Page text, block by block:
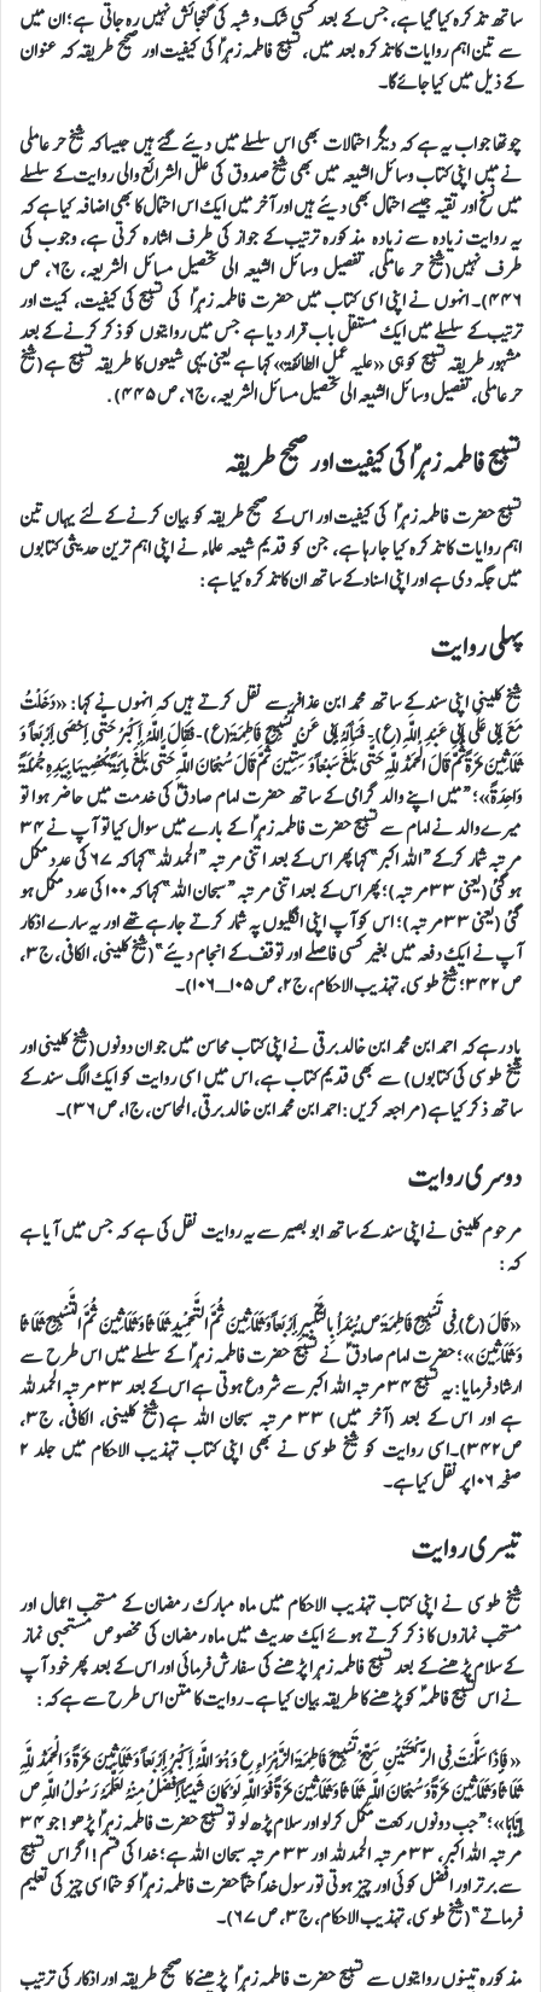
ساتھ تذکرہ کیا گیا ہے، جس کے بعد کسی شک و شبہ کی گنجائش نہیں رہ جاتی ہے؛ ان میں
سے تین اہم روایات کا تذکرہ بعد میں، تسبیح فاطمہ زہراؑ کی کیفیت اور صحیح طریقہ کہ عنوان
کے ذیل میں کیا جائے گا۔
چوتھا جواب یہ ہے کہ دیگر احتمالات بھی اس سلسلے میں دیئے گئے ہیں جیسا کہ شیخ حر عاملی
نے میں اپنی کتاب وسائل الشیعہ میں بھی شیخ صدوق کی علل الشرائع والی روایت کے سلسلے
میں نسخ اور تقیہ جیسے احتمال بھی دیئے ہیں اور آخر میں ایک اس احتمال کا بھی اضافہ کیا ہے کہ
یہ روایت زیادہ سے زیادہ مذکورہ ترتیب کے جواز کی طرف اشارہ کرتی ہے، وجوب کی
طرف نہیں(شیخ حر عاملی، تفصیل وسائل الشیعہ الی تحصیل مسائل الشریعہ، ج٦، ص
٤٤٦)۔ انہوں نے اپنی اسی کتاب میں حضرت فاطمہ زہراؑ کی تسبیح کی کیفیت، کمیت اور
ترتیب کے سلسلے میں ایک مستقل باب قرار دیا ہے جس میں روایتوں کو ذکر کرنے کے بعد
مشہور طریقہ تسبیح کو ہی «علیه عمل الطائفة» کہا ہے یعنی یہی شیعوں کا طریقہ تسبیح ہے(شیخ
حر عاملی، تفصیل وسائل الشیعہ الی تحصیل مسائل الشریعہ، ج٦، ص ٤٤٥).
تسبیح فاطمہ زہراؑ کی کیفیت اور صحیح طریقہ
تسبیح حضرت فاطمہ زہراؑ کی کیفیت اور اس کے صحیح طریقہ کو بیان کرنے کے لئے یہاں تین
اہم روایات کا تذکرہ کیا جا رہا ہے، جن کو قدیم شیعہ علماء نے اپنی اہم ترین حدیثی کتابوں
میں جگہ دی ہے اور اپنی اسناد کے ساتھ ان کا تذکرہ کیا ہے:
پہلی روایت
شیخ کلینی اپنی سند کے ساتھ محمد ابن عذافر سے نقل کرتے ہیں کہ انہوں نے کہا: «دَخَلْتُ
مَعَ أَبِي عَلَى أَبِي عَبْدِ اللَّهِ(ع)- فَسَأَلَهُ أَبِي عَنْ تَسْبِيحِ فَاطِمَةَ(ع)- فَقَالَ اللَّهُ أَكْبَرُ حَتَّى أَحْصَى أَرْبَعاً وَ
ثَلَاثِينَ مَرَّةً ثُمَّ قَالَ الْحَمْدُ لِلَّهِ حَتَّى بَلَغَ سَبْعاً وَ سِتِّينَ ثُمَّ قَالَ سُبْحَانَ اللَّهِ حَتَّى بَلَغَ مِائَةً يُحْصِيهَا بِيَدِهِ جُمْلَةً
وَاحِدَةً»؛ “میں اپنے والد گرامی کے ساتھ حضرت امام صادقؑ کی خدمت میں حاضر ہوا تو
میرے والد نے امام سے تسبیح حضرت فاطمہ زہراؑ کے بارے میں سوال کیا تو آپ نے ۳۴
مرتبہ شمار کرکے “اللہ اکبر” کہا پھر اس کے بعد اتنی مرتبہ “الحمدللہ” کہا کہ ۶۷ کی عدد مکمل
ہوگئی (یعنی ۳۳مرتبہ)؛ پھر اس کے بعد اتنی مرتبہ “سبحان اللہ” کہا کہ ۱۰۰ کی عدد مکمل ہو
گئی (یعنی ۳۳مرتبہ)؛ اس کو آپ اپنی انگلیوں پہ شمار کرتے جارہے تھے اور یہ سارے اذکار
آپ نے ایک دفعہ میں بغیر کسی فاصلے اور توقف کے انجام دیئے”(شیخ کلینی، الکافی، ج۳،
ص ۳۴۲؛ شیخ طوسی، تهذیب الاحکام، ج۲، ص ۱۰۵ـ۱۰۶)۔
یاد رہےکہ احمد ابن محمد ابن خالد برقی نے اپنی کتاب محاسن میں جو ان دونوں(شیخ کلینی اور
شیخ طوسی کی کتابوں) سے بھی قدیم کتاب ہے، اس میں اسی روایت کو ایک الگ سند کے
ساتھ ذکر کیا ہے(مراجعہ کریں: احمد ابن محمد ابن خالد برقی، المحاسن، ج۱، ص ۳۶)۔
دوسری روایت
مرحوم کلینی نے اپنی سند کے ساتھ ابو بصیر سے یہ روایت نقل کی ہے کہ جس میں آیا ہے
کہ:
« قَالَ (ع) فِي تَسْبِيحِ فَاطِمَةَ ص يُبْدَأُ بِالتَّكْبِيرِ أَرْبَعاً وَ ثَلَاثِينَ ثُمَّ التَّحْمِيدِ ثَلَاثاً وَ ثَلَاثِينَ ثُمَّ التَّسْبِيحِ ثَلَاثاً
وَ ثَلَاثِينَ»؛ حضرت امام صادق ؑ نے تسبیح حضرت فاطمہ زہراؑ کے سلسلے میں اس طرح سے
ارشاد فرمایا: یہ تسبیح ۳۴ مرتبہ اللہ اکبر سے شروع ہوتی ہے اس کے بعد ۳۳ مرتبہ الحمدللہ
ہے اور اس کے بعد (آخر میں) ۳۳ مرتبہ سبحان اللہ ہے(شیخ کلینی، الکافی، ج۳،
ص۳۴۲)۔اسی روایت کو شیخ طوسی نے بھی اپنی کتاب تہذیب الاحکام میں جلد ۲
صفحہ ۱۰۶ پر نقل کیا ہے۔
تیسری روایت
شیخ طوسی نے اپنی کتاب تہذیب الاحکام میں ماہ مبارک رمضان کے مستحب اعمال اور
مستحب نمازوں کا ذکر کرتے ہوئے ایک حدیث میں ماہ رمضان کی مخصوص مستحبی نماز
کے سلام پڑھنے کے بعد تسبیح فاطمہ زہرا پڑھنے کی سفارش فرمائی اور اس کے بعد پھر خود آپ
نے اس تسبیح فاطمہؑ کو پڑھنے کا طریقہ بیان کیا ہے ۔ روایت کا متن اس طرح سے ہےکہ:
« فَإِذَا سَلَّمْتَ فِي الرَّكْعَتَيْنِ سَبِّحْ تَسْبِيحَ فَاطِمَةَ الزَّهْرَاءِ ع وَ هُوَ اللَّهُ أَكْبَرُ أَرْبَعاً وَ ثَلَاثِينَ مَرَّةً وَ الْحَمْدُ لِلَّهِ
ثَلَاثاً وَ ثَلَاثِينَ مَرَّةً وَ سُبْحَانَ اللَّهِ ثَلَاثاً وَ ثَلَاثِينَ مَرَّةً فَوَ اللَّهِ لَوْ كَانَ شَيْئاً أَفْضَلُ مِنْهُ لَعَلَّمَهُ رَسُولُ اللَّهِ ص
إِيَّاهَا»؛ “جب دونوں رکعت مکمل کرلو اور سلام پڑھ لو تو تسبیح حضرت فاطمہ زہراؑ پڑھو! جو ۳۴
مرتبہ اللہ اکبر، ۳۳ مرتبہ الحمدللہ اور ۳۳ مرتبہ سبحان اللہ ہے؛ خدا کی قسم! اگر اس تسبیح
سے برتر اور افضل کوئی اور چیز ہوتی تو رسول خداؐ حتماً حضرت فاطمہ زہراؑ کو حتما اسی چیز کی تعلیم
فرماتے”(شیخ طوسی، تہذیب الاحکام، ج۳، ص ۶۷)۔
مذکورہ تینوں روایتوں سے تسبیح حضرت فاطمہ زہراؑ پڑھنے کا صحیح طریقہ اور اذکار کی ترتیب